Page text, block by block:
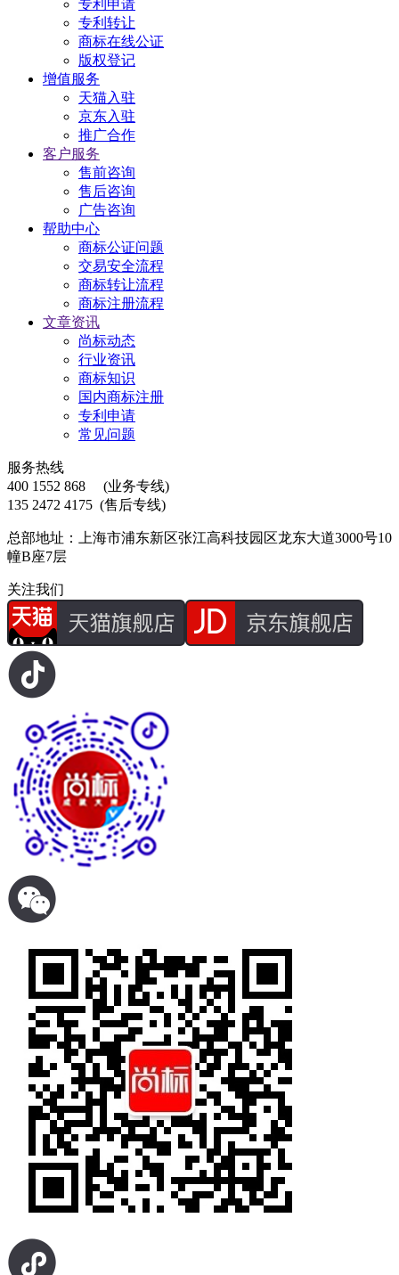
专利申请
专利转让
商标在线公证
版权登记
增值服务
天猫入驻
京东入驻
推广合作
客户服务
售前咨询
售后咨询
广告咨询
帮助中心
商标公证问题
交易安全流程
商标转让流程
商标注册流程
文章资讯
尚标动态
行业资讯
商标知识
国内商标注册
专利申请
常见问题
服务热线
400 1552 868
(业务专线)
135 2472 4175 (售后专线)
总部地址：上海市浦东新区张江高科技园区龙东大道3000号10
幢B座7层
关注我们